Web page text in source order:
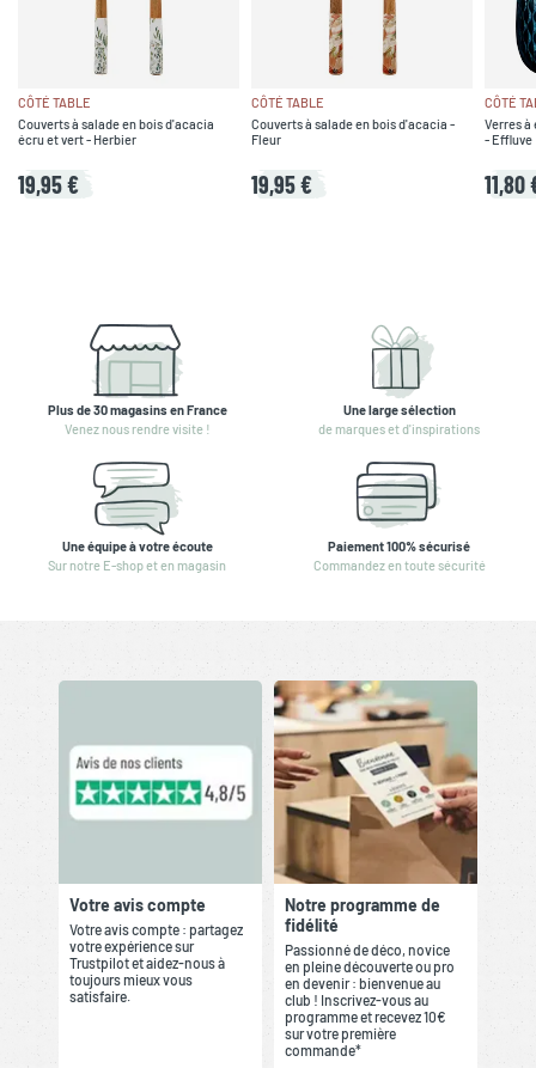
CÔTÉ TABLE
Couverts à salade en bois d'acacia
écru et vert - Herbier
19,95 €
CÔTÉ TABLE
Couverts à salade en bois d'acacia -
Fleur
19,95 €
CÔTÉ
Verres à
- Effluve
11,80
Plus de 30 magasins en France
Venez nous rendre visite !
Une large sélection
de marques et d'inspirations
Une équipe à votre écoute
Sur notre E-shop et en magasin
Paiement 100% sécurisé
Commandez en toute sécurité
Votre avis compte
Votre avis compte : partagez
votre expérience sur
Trustpilot et aidez-nous à
toujours mieux vous
satisfaire.
Notre programme de
fidélité
Passionné de déco, novice
en pleine découverte ou pro
en devenir : bienvenue au
club ! Inscrivez-vous au
programme et recevez 10€
sur votre première
commande*